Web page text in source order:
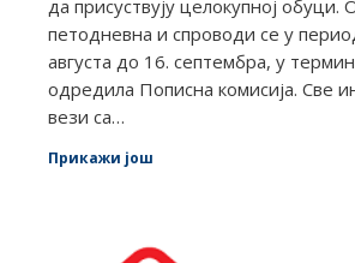
да присуствују целокупној обуци.
петодневна и спроводи се у
августа до 16. септембра, у
одредила Пописна комисија. Све
вези са…
Прикажи још